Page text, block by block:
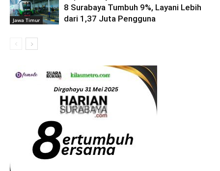
Jawa Timur
8 Surabaya Tumbuh 9%, Layani Lebih
dari 1,37 Juta Pengguna